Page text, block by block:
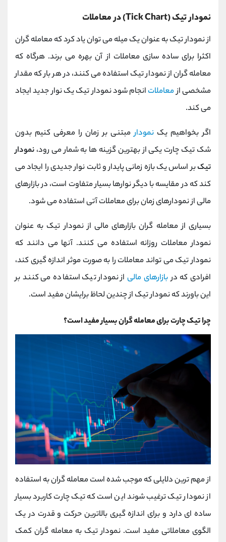
نمودار تیک (Tick Chart) در معاملات
از نمودار تیک به عنوان یک میله می توان یاد کرد که معامله گران
اکثرا برای ساده سازی معاملات از آن بهره می برند. هرگاه که
معامله گران از نمودار تیک استفاده می کنند، در هر بار که مقدار
مشخصی ازمعاملات انجام شود نمودار تیک یک نوار جدید ایجاد
می کند.
اگر بخواهیم یک نمودارمبتنی بر زمان را معرفی کنیم بدون
شک تیک چارت یکی از بهترین گزینه ها به شمار می رود، نمودار
تیکبر اساس یک بازه زمانی پایدار و ثابت نوار جدیدی را ایجاد می
کند که در مقایسه با دیگر نوارها بسیار متفاوت است، در بازارهای
مالی از نمودارهای زمان برای معاملات آتی استفاده می شود.
بسیاری از معامله گران بازارهای مالی از نمودار تیک به عنوان
نمودار معاملات روزانه استفاده می کنند. آنها می دانند که
نمودار تیک می تواند معاملات را به صورت موثر اندازه گیری کند،
افرادی که دربازارهای مالیاز نمودار تیک استفاده می کنند بر
این باورند که نمودار تیک از چندین لحاظ برایشان مفید است.
چرا تیک چارت برای معامله گران بسیار مفید است؟
از مهم ترین دلایلی که موجب شده است معامله گران به استفاده
از نمودار تیک ترغیب شوند این است که تیک چارت کاربرد بسیار
ساده ای دارد و برای اندازه گیری بالاترین حرکت و قدرت در یک
الگوی معاملاتی مفید است. نمودار تیک به معامله گران کمک